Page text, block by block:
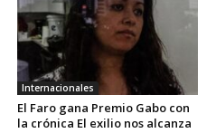
Internacionales
El Faro gana Premio Gabo con
la crónica El exilio nos alcanza